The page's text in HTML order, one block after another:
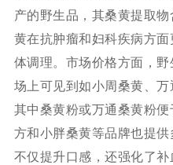
产的野生品，其桑黄提取
黄在抗肿瘤和妇科疾病方
体调理。市场价格方面，
场上可见到如小周桑黄、万
其中桑黄粉或万通桑黄粉
方和小胖桑黄等品牌也提
不仅提升口感，还强化了补